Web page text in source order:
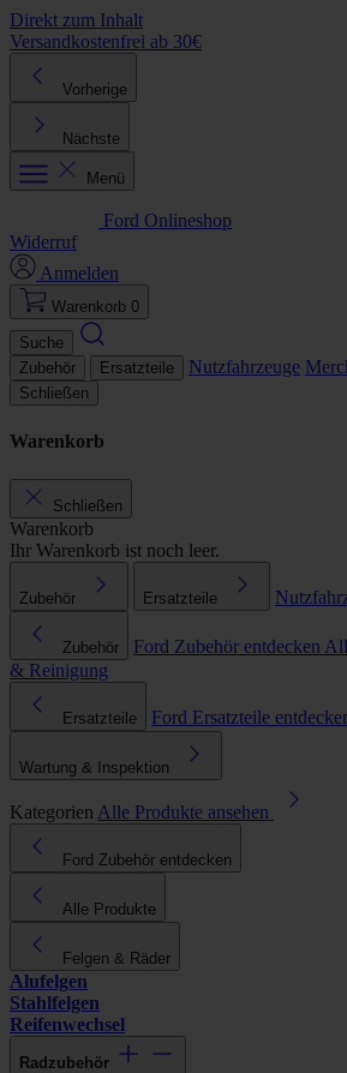
Direkt zum Inhalt
Versandkostenfrei ab 30€
Vorherige
Nächste
Menü
Ford Onlineshop
Widerruf
Anmelden
Warenkorb 0
Suche
Zubehör
Ersatzteile Nutzfahrzeuge
Schließen
Warenkorb
Schließen
Warenkorb
Ihr Warenkorb ist noch leer.
Zubehör Ersatzteile
Zubehör Ford Zubehör entdecken
& Reinigung
Ersatzteile Ford Ersatzteile
Wartung & Inspektion
Kategorien Alle Produkte ansehen
Ford Zubehör entdecken
Alle Produkte
Felgen & Räder
Alufelgen
Stahlfelgen
Reifenwechsel
Radzubehör